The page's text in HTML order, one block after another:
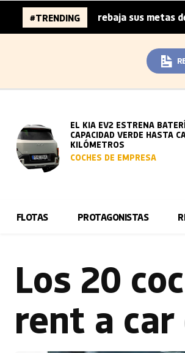
#TRENDING
si rebaja sus metas de CO₂ |
EL KIA EV2 ESTRENA
CAPACIDAD VERDE HASTA
KILÓMETROS
COCHES DE EMPRESA
FLOTAS PROTAGONISTAS
Los 20
rent a car